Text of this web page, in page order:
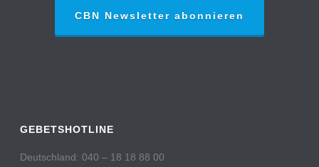
CBN Newsletter abonnieren
GEBETSHOTLINE
Deutschland: 040 – 18 18 88 00